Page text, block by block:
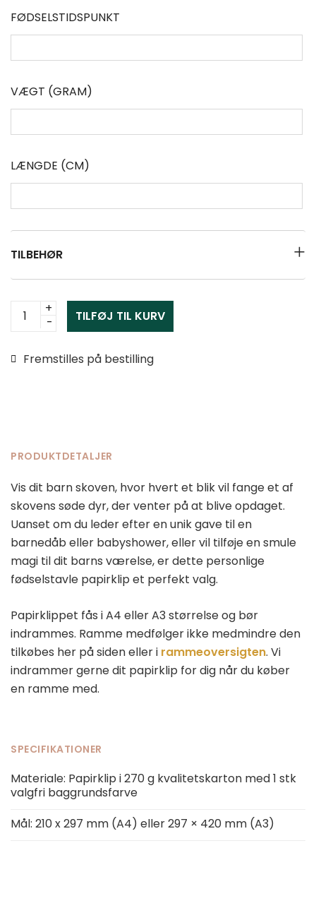
FØDSELSTIDSPUNKT
VÆGT (GRAM)
LÆNGDE (CM)
TILBEHØR
Fødselstavle
papirklip
Skoven
TILFØJ TIL KURV
Fremstilles på bestilling
PRODUKTDETALJER
Vis dit barn skoven, hvor hvert et blik vil fange et af
skovens søde dyr, der venter på at blive opdaget.
Uanset om du leder efter en unik gave til en
barnedåb eller babyshower, eller vil tilføje en smule
magi til dit barns værelse, er dette personlige
fødselstavle papirklip et perfekt valg.
Papirklippet fås i A4 eller A3 størrelse og bør
indrammes. Ramme medfølger ikke medmindre den
tilkøbes her på siden eller i rammeoversigten. Vi
indrammer gerne dit papirklip for dig når du køber
en ramme med.
SPECIFIKATIONER
Materiale: Papirklip i 270 g kvalitetskarton med 1 stk
valgfri baggrundsfarve
Mål: 210 x 297 mm (A4) eller 297 × 420 mm (A3)